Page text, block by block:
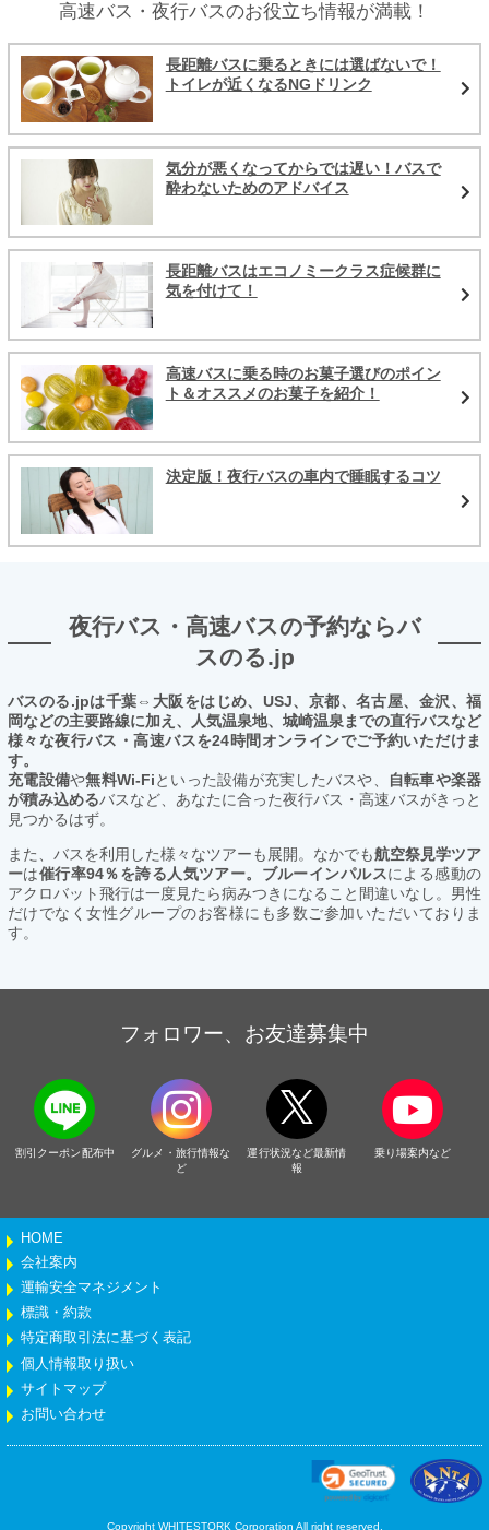
高速バス・夜行バスのお役立ち情報が満載！
長距離バスに乗るときには選ばないで！
トイレが近くなるNGドリンク
気分が悪くなってからでは遅い！バスで
酔わないためのアドバイス
長距離バスはエコノミークラス症候群に
気を付けて！
高速バスに乗る時のお菓子選びのポイン
ト＆オススメのお菓子を紹介！
決定版！夜行バスの車内で睡眠するコツ
夜行バス・高速バスの予約ならバ
スのる.jp
バスのる.jpは千葉⇔大阪をはじめ、USJ、京都、名古屋、金沢、福
岡などの主要路線に加え、人気温泉地、城崎温泉までの直行バスなど
様々な夜行バス・高速バスを24時間オンラインでご予約いただけま
す。
充電設備や無料Wi-Fiといった設備が充実したバスや、
自転車や楽器
が積み込めるバスなど、あなたに合った夜行バス・高速バスがきっと
見つかるはず。
また、バスを利用した様々なツアーも展開。なかでも航空祭見学ツア
ーは催行率94％を誇る人気ツアー。ブルーインパルスによる感動の
アクロバット飛行は一度見たら病みつきになること間違いなし。男性
だけでなく女性グループのお客様にも多数ご参加いただいておりま
す。
フォロワー、お友達募集中
割引クーポン配布中
グルメ・旅行情報な
ど
運行状況など最新情
報
乗り場案内など
HOME
会社案内
運輸安全マネジメント
標識・約款
特定商取引法に基づく表記
個人情報取り扱い
サイトマップ
お問い合わせ
Copyright WHITESTORK Corporation All right reserved.